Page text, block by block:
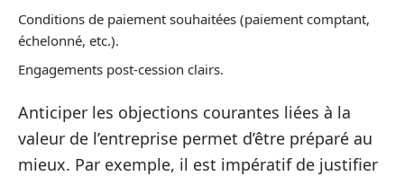
Conditions de paiement souhaitées (paiement comptant,
échelonné, etc.).
Engagements post-cession clairs.
Anticiper les objections courantes liées à la
valeur de l’entreprise permet d’être préparé au
mieux. Par exemple, il est impératif de justifier